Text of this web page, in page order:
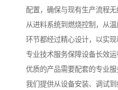
配置，确保与现有生产流程无
从进料系统到燃烧控制，从
环节都经过精心设计，以实现
专业技术服务保障设备长效运
优质的产品需要配套的专业服
我们提供从设备安装、调试